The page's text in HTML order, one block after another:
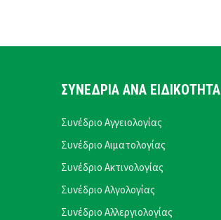
ΣΥΝΕΔΡΙΑ ΑΝΑ ΕΙΔΙΚΟΤΗΤΑ
Συνέδριο Αγγειολογίας
Συνέδριο Αιματολογίας
Συνέδριο Ακτινολογίας
Συνέδριο Αλγολογίας
Συνέδριο Αλλεργιολογίας